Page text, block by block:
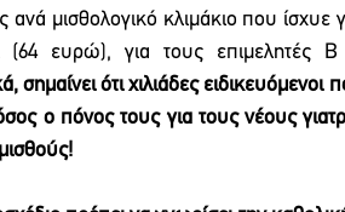
ανά μισθολογικό κλιμάκιο που
(64 ευρώ), για τους επιμελητές
σημαίνει ότι χιλιάδες
ο πόνος τους για τους νέους